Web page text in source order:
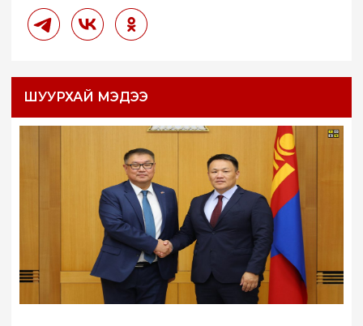
ШУУРХАЙ МЭДЭЭ